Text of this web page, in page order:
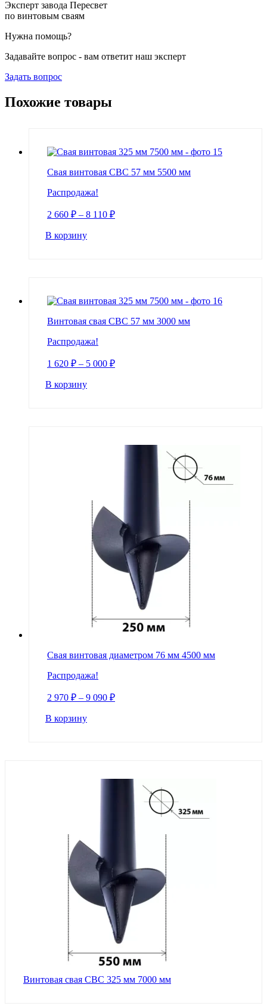
Эксперт завода Пересвет
по винтовым сваям
Нужна помощь?
Задавайте вопрос - вам ответит наш эксперт
Задать вопрос
Похожие товары
Свая винтовая СВС 57 мм 5500 мм
Распродажа!
2 660 ₽ – 8 110 ₽
В корзину
Винтовая свая СВС 57 мм 3000 мм
Распродажа!
1 620 ₽ – 5 000 ₽
В корзину
Свая винтовая диаметром 76 мм 4500 мм
Распродажа!
2 970 ₽ – 9 090 ₽
В корзину
Винтовая свая СВС 325 мм 7000 мм